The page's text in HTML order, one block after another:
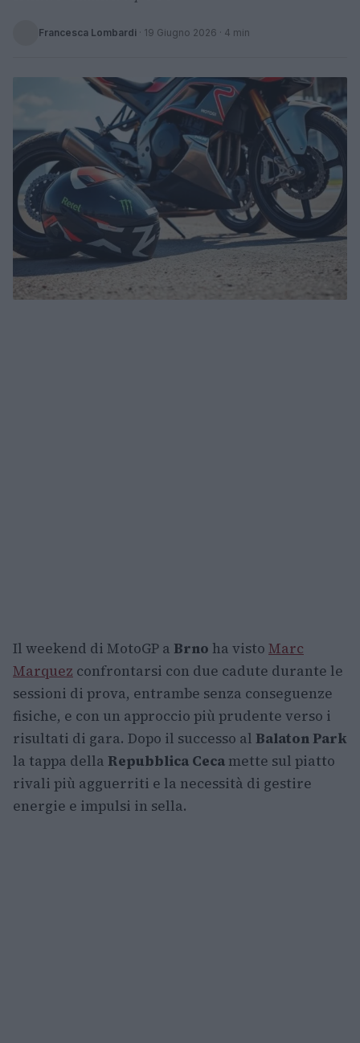
Francesca Lombardi · 19 Giugno 2026 · 4 min
Il weekend di MotoGP a Brno ha visto Marc
Marquez confrontarsi con due cadute durante le
sessioni di prova, entrambe senza conseguenze
fisiche, e con un approccio più prudente verso i
risultati di gara. Dopo il successo al Balaton Park
la tappa della Repubblica Ceca mette sul piatto
rivali più agguerriti e la necessità di gestire
energie e impulsi in sella.